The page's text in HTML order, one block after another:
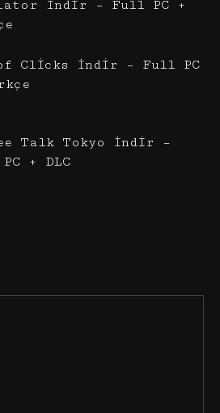
İndir – Full PC +
Clicks İndir – Full PC
Talk Tokyo İndir –
+ DLC